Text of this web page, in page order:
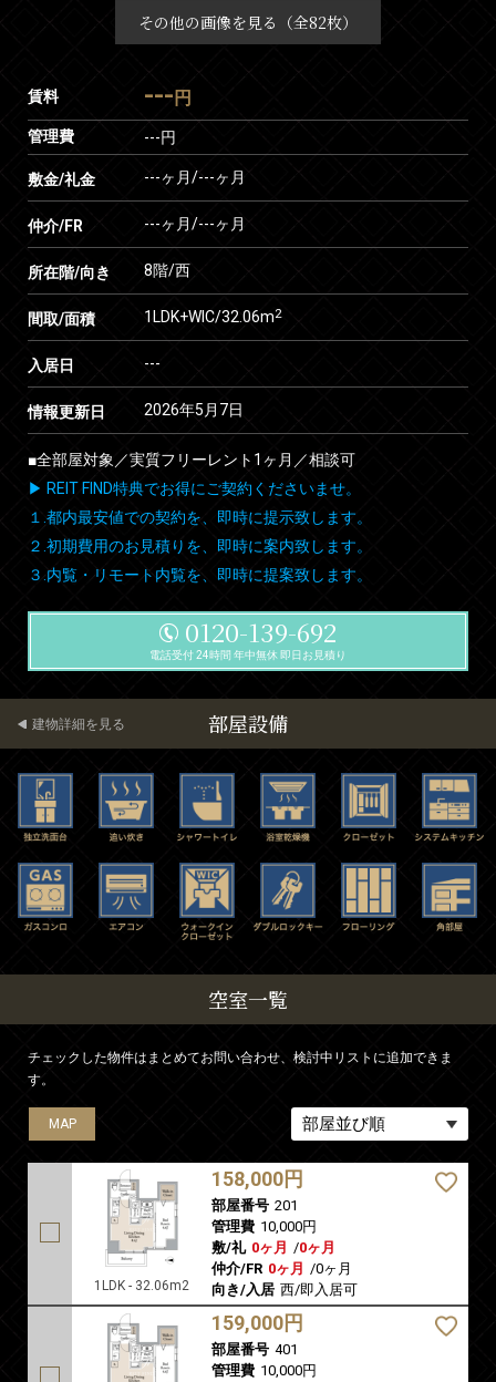
その他の画像を見る（全82枚）
賃料 --- 円
管理費 ---円
敷金/礼金 ---ヶ月/---ヶ月
仲介/FR ---ヶ月/---ヶ月
所在階/向き 8階/西
間取/面積 1LDK+WIC/32.06m2
入居日 ---
情報更新日 2026年5月7日
■全部屋対象／実質フリーレント1ヶ月／相談可
▶ REIT FIND特典でお得にご契約くださいませ。
１.都内最安値での契約を、即時に提示致します。
２.初期費用のお見積りを、即時に案内致します。
３.内覧・リモート内覧を、即時に提案致します。
0120-139-692
電話受付 24時間 年中無休 即日お見積り
部屋設備
建物詳細を見る
空室一覧
チェックした物件はまとめてお問い合わせ、検討中リストに追加できま
す。
MAP
1LDK - 32.06m2
158,000円
部屋番号 201
管理費 10,000円
敷/礼 0ヶ月 /0ヶ月
仲介/FR 0ヶ月 /0ヶ月
向き/入居 西/即入居可
MAP
159,000円
部屋番号 401
管理費 10,000円
MAP
MAP
MAP